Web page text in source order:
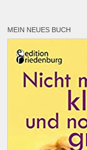
MEIN NEUES BUCH